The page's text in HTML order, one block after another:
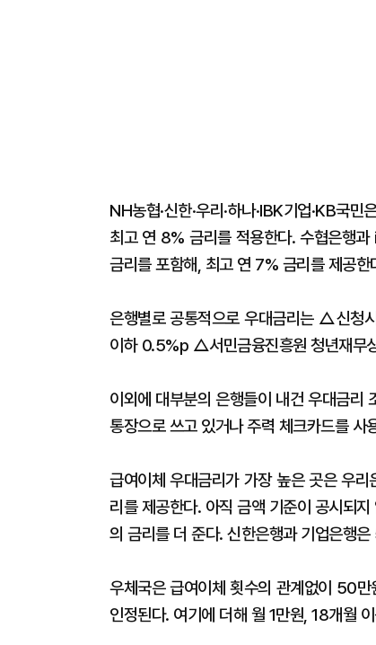
NH농협·신한·우리·하나·IBK기업·KB국
최고 연 8% 금리를 적용한다. 수협은행과
금리를 포함해, 최고 연 7% 금리를 제공한
은행별로 공통적으로 우대금리는 △신
이하 0.5%p △서민금융진흥원 청년재무
이외에 대부분의 은행들이 내건 우대금리
통장으로 쓰고 있거나 주력 체크카드를 사
급여이체 우대금리가 가장 높은 곳은 우
리를 제공한다. 아직 금액 기준이 공시되
의 금리를 더 준다. 신한은행과 기업은행
우체국은 급여이체 횟수의 관계없이 50
인정된다. 여기에 더해 월 1만원, 18개월